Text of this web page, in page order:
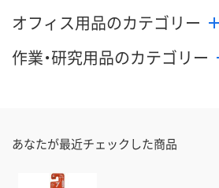
オフィス用品のカテゴリー
作業・研究用品のカテゴリー
あなたが最近チェックした商品